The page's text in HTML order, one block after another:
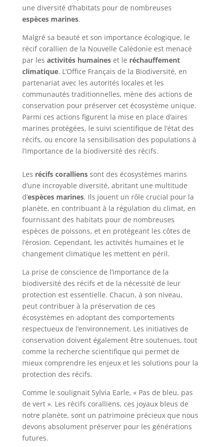
une diversité d’habitats pour de nombreuses
espèces marines.
Malgré sa beauté et son importance écologique, le
récif corallien de la Nouvelle Calédonie est menacé
par les activités humaineset le réchauffement
climatique. L’Office Français de la Biodiversité, en
partenariat avec les autorités locales et les
communautés traditionnelles, mène des actions de
conservation pour préserver cet écosystème unique.
Parmi ces actions figurent la mise en place d’aires
marines protégées, le suivi scientifique de l’état des
récifs, ou encore la sensibilisation des populations à
l’importance de la biodiversité des récifs.
Les récifs corallienssont des écosystèmes marins
d’une incroyable diversité, abritant une multitude
d’espèces marines. Ils jouent un rôle crucial pour la
planète, en contribuant à la régulation du climat, en
fournissant des habitats pour de nombreuses
espèces de poissons, et en protégeant les côtes de
l’érosion. Cependant, les activités humaines et le
changement climatique les mettent en péril.
La prise de conscience de l’importance de la
biodiversité des récifs et de la nécessité de leur
protection est essentielle. Chacun, à son niveau,
peut contribuer à la préservation de ces
écosystèmes en adoptant des comportements
respectueux de l’environnement. Les initiatives de
conservation doivent également être soutenues, tout
comme la recherche scientifique qui permet de
mieux comprendre les enjeux et les solutions pour la
protection des récifs.
Comme le soulignait Sylvia Earle, « Pas de bleu, pas
de vert ». Les récifs coralliens, ces joyaux bleus de
notre planète, sont un patrimoine précieux que nous
devons absolument préserver pour les générations
futures.